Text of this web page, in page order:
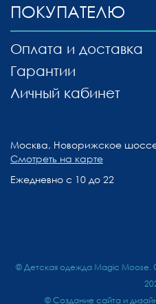
ПОКУПАТЕЛЮ
Оплата и доставка
Гарантии
Личный кабинет
Москва, Новорижское
Смотреть на карте
Ежедневно с 10 до 22
© Детская одежда Magic Moose.
© Создание сайта и